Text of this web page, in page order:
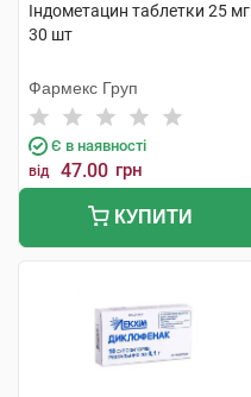
Індометацин таблетки 25 мг
30 шт
Фармекс Груп
Є в наявності
від 47.00 грн
КУПИТИ